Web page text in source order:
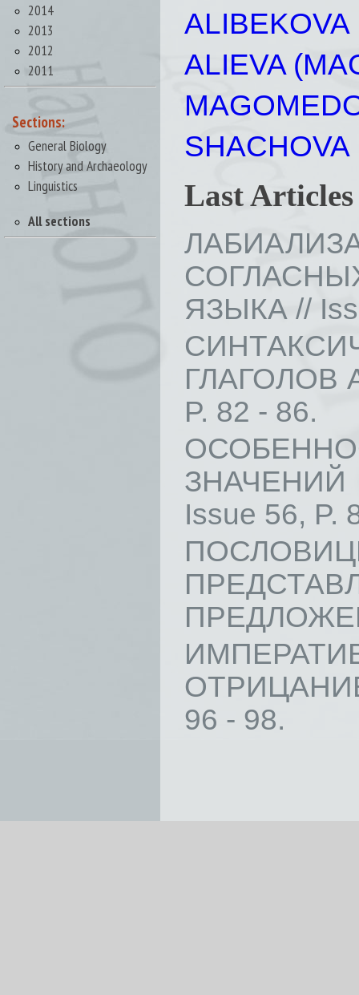
2014
2013
2012
2011
Sections:
General Biology
History and Archaeology
Linguistics
All sections
ALIEVA
Last
ЯЗЫКА //
ГЛАГОЛОВ
P. 82 - 86.
Issue 56, P.
96 - 98.